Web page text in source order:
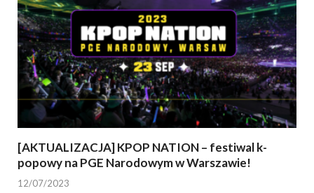
[AKTUALIZACJA] KPOP NATION – festiwal k-
popowy na PGE Narodowym w Warszawie!
12/07/2023